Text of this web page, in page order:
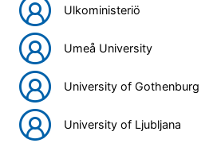
Ulkoministeriö
Umeå University
University of Gothenburg
University of Ljubljana